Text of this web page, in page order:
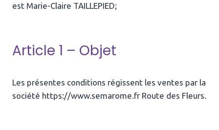
est Marie-Claire TAILLEPIED;
Article 1 – Objet
Les présentes conditions régissent les ventes par la
société https://www.semarome.fr Route des Fleurs.